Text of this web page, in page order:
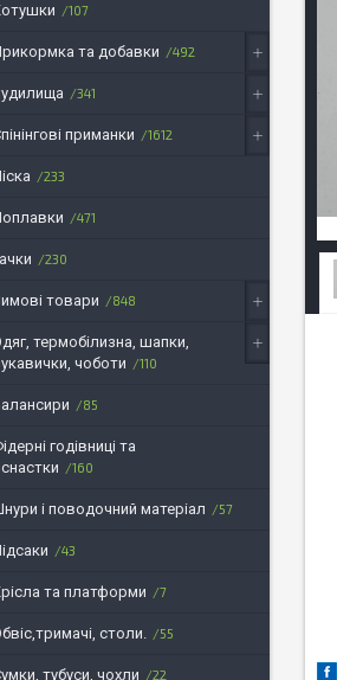
107
та добавки 492
341
приманки 1612
233
471
230
товари 848
термобілизна, шапки,
чоботи
110
85
годівниці та
160
і поводочний матеріал 57
43
та платформи 7
столи. 55
тубуси, чохли 22